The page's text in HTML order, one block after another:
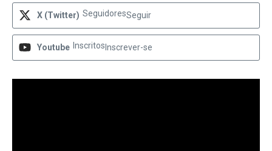
X (Twitter) SeguidoresSeguir
Youtube Inscritos Inscrever-se